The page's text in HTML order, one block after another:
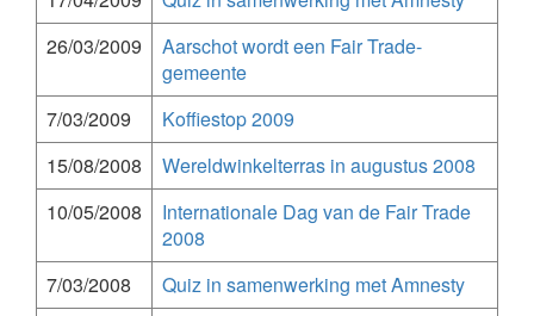
26/03/2009
Aarschot wordt een Fair Trade-
gemeente
7/03/2009
Koffiestop 2009
15/08/2008
Wereldwinkelterras in augustus 2008
10/05/2008
Internationale Dag van de Fair Trade
2008
7/03/2008
Quiz in samenwerking met Amnesty